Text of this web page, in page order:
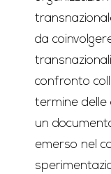
da
confronto
termine
un
emerso nel